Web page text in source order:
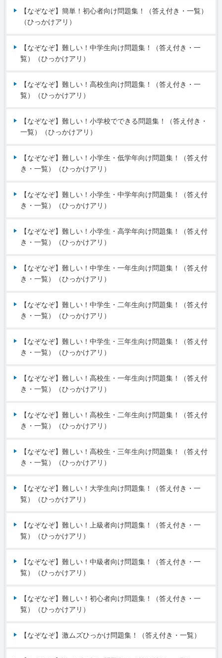
【なぞなぞ】簡単！初心者向け問題集！（答え付き・一覧）
（ひっかけアリ）
【なぞなぞ】難しい！中学生向け問題集！（答え付き・一
覧）（ひっかけアリ）
【なぞなぞ】難しい！高校生向け問題集！（答え付き・一
覧）（ひっかけアリ）
【なぞなぞ】難しい！小学校でできる問題集！（答え付き・
一覧）（ひっかけアリ）
【なぞなぞ】難しい！小学生・低学年向け問題集！（答え付
き・一覧）（ひっかけアリ）
【なぞなぞ】難しい！小学生・中学年向け問題集！（答え付
き・一覧）（ひっかけアリ）
【なぞなぞ】難しい！小学生・高学年向け問題集！（答え付
き・一覧）（ひっかけアリ）
【なぞなぞ】難しい！中学生・一年生向け問題集！（答え付
き・一覧）（ひっかけアリ）
【なぞなぞ】難しい！中学生・二年生向け問題集！（答え付
き・一覧）（ひっかけアリ）
【なぞなぞ】難しい！中学生・三年生向け問題集！（答え付
き・一覧）（ひっかけアリ）
【なぞなぞ】難しい！高校生・一年生向け問題集！（答え付
き・一覧）（ひっかけアリ）
【なぞなぞ】難しい！高校生・二年生向け問題集！（答え付
き・一覧）（ひっかけアリ）
【なぞなぞ】難しい！高校生・三年生向け問題集！（答え付
き・一覧）（ひっかけアリ）
【なぞなぞ】難しい！大学生向け問題集！（答え付き・一
覧）（ひっかけアリ）
【なぞなぞ】難しい！上級者向け問題集！（答え付き・一
覧）（ひっかけアリ）
【なぞなぞ】難しい！中級者向け問題集！（答え付き・一
覧）（ひっかけアリ）
【なぞなぞ】難しい！初心者向け問題集！（答え付き・一
覧）（ひっかけアリ）
【なぞなぞ】激ムズひっかけ問題集！（答え付き・一覧）